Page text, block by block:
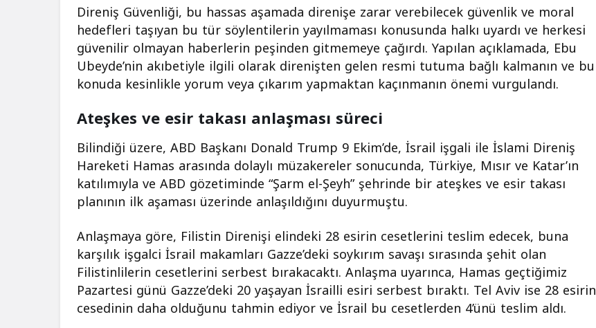
Direniş Güvenliği, bu hassas aşamada direnişe zarar verebilecek güvenlik ve moral
hedefleri taşıyan bu tür söylentilerin yayılmaması konusunda halkı uyardı ve herkesi
güvenilir olmayan haberlerin peşinden gitmemeye çağırdı. Yapılan açıklamada, Ebu
Ubeyde’nin akıbetiyle ilgili olarak direnişten gelen resmi tutuma bağlı kalmanın ve bu
konuda kesinlikle yorum veya çıkarım yapmaktan kaçınmanın önemi vurgulandı.
Ateşkes ve esir takası anlaşması süreci
Bilindiği üzere, ABD Başkanı Donald Trump 9 Ekim’de, İsrail işgali ile İslami Direniş
Hareketi Hamas arasında dolaylı müzakereler sonucunda, Türkiye, Mısır ve Katar’ın
katılımıyla ve ABD gözetiminde “Şarm el-Şeyh” şehrinde bir ateşkes ve esir takası
planının ilk aşaması üzerinde anlaşıldığını duyurmuştu.
Anlaşmaya göre, Filistin Direnişi elindeki 28 esirin cesetlerini teslim edecek, buna
karşılık işgalci İsrail makamları Gazze’deki soykırım savaşı sırasında şehit olan
Filistinlilerin cesetlerini serbest bırakacaktı. Anlaşma uyarınca, Hamas geçtiğimiz
Pazartesi günü Gazze’deki 20 yaşayan İsrailli esiri serbest bıraktı. Tel Aviv ise 28 esirin
cesedinin daha olduğunu tahmin ediyor ve İsrail bu cesetlerden 4’ünü teslim aldı.